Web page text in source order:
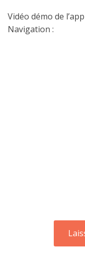
Vidéo démo de
Navigation :